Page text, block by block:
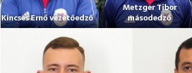
Kincses Ernő vezetőedző
Metzger Tibor
másodedző